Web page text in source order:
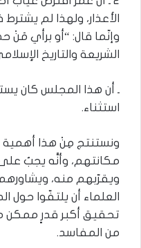
الأعذار، ولهذا لم
وإنّما قال: “أو برأي
الشريعة والتاريخ
ـ أن هذا المجلس كان
استثناء.
ونستنتج مِنْ هذا أهمية
مكانتهم، وأنَّه يجبُ على
ويقرّبهم منه،
العلماء أن يلتفّوا حول
تحقيق أكبر قدرٍ ممكن
من المفاسد.